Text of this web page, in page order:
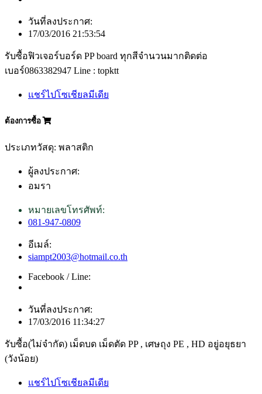
วันที่ลงประกาศ:
17/03/2016 21:53:54
รับซื้อฟิวเจอร์บอร์ด PP board ทุกสีจำนวนมากติดต่อ
เบอร์0863382947 Line : topktt
แชร์ไปโซเชียลมีเดีย
ต้องการซื้อ
ประเภทวัสดุ: พลาสติก
ผู้ลงประกาศ:
อมรา
หมายเลขโทรศัพท์:
081-947-0809
อีเมล์:
siampt2003@hotmail.co.th
Facebook / Line:
วันที่ลงประกาศ:
17/03/2016 11:34:27
รับซื้อ(ไม่จำกัด) เม็ดบด เม็ดตัด PP , เศษถุง PE , HD อยู่อยุธยา
(วังน้อย)
แชร์ไปโซเชียลมีเดีย